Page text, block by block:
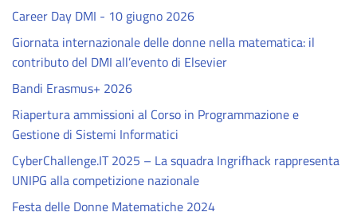
Career Day DMI - 10 giugno 2026
Giornata internazionale delle donne nella matematica: il
contributo del DMI all’evento di Elsevier
Bandi Erasmus+ 2026
Riapertura ammissioni al Corso in Programmazione e
Gestione di Sistemi Informatici
CyberChallenge.IT 2025 – La squadra Ingrifhack rappresenta
UNIPG alla competizione nazionale
Festa delle Donne Matematiche 2024